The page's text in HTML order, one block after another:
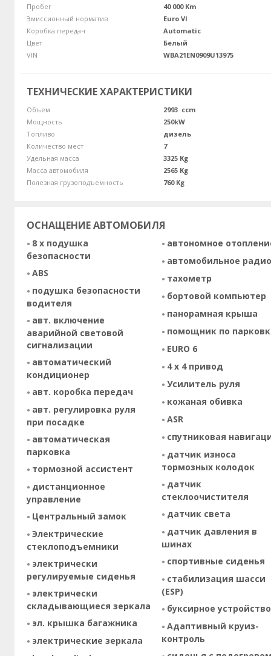
Пробег
40 000 Km
Эмиссионный норматив
Euro VI
Коробка передач
Automatic
Цвет
Белый
VIN
WBA21EN0909U13975
ТЕХНИЧЕСКИЕ ХАРАКТЕРИСТИКИ
Объем
2993 ccm
Мощность
250kW
Топливо
дизель
Количество мест
7
Удельная масса
3325 Kg
Масса автомобиля
2565 Kg
Полезная грузоподъемность
760 Kg
ОСНАЩЕНИЕ АВТОМОБИЛЯ
8 x подушка
безопасности
ABS
подушка безопасности
водителя
авт. включение
аварийной световой
сигнализации
автоматический
кондиционер
авт. коробка передач
авт. регулировка руля
при посадке
автоматическая
парковка
тормозной ассистент
дистанционное
управление
Центральный замок
Электрические
стеклоподъемники
электрически
регулируемые сиденья
электрически
складывающиеся зеркала
эл. крышка багажника
электрические зеркала
автономное
автомобильное радио
тахометр
бортовой компьютер
панорамная крыша
помощник по
EURO 6
4 х 4 привод
Усилитель руля
кожаная обивка
ASR
спутниковая
датчик износа
тормозных колодок
датчик
стеклоочистителя
датчик света
датчик давления в
шинах
спортивные сиденья
стабилизация шасси
(ESP)
буксирное устройство
Адаптивный круиз-
контроль